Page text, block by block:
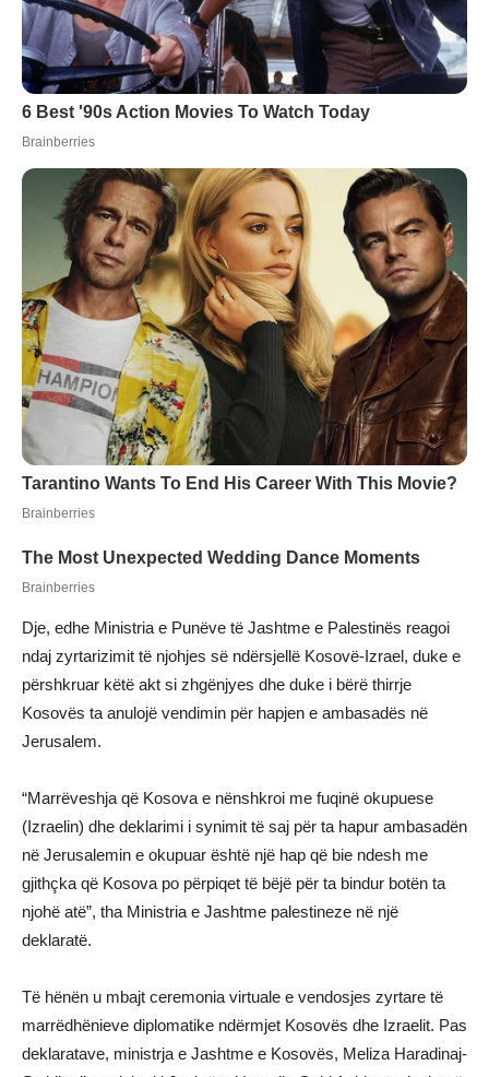
Dje, edhe Ministria e Punëve të Jashtme e Palestinës reagoi
ndaj zyrtarizimit të njohjes së ndërsjellë Kosovë-Izrael, duke e
përshkruar këtë akt si zhgënjyes dhe duke i bërë thirrje
Kosovës ta anulojë vendimin për hapjen e ambasadës në
Jerusalem.
“Marrëveshja që Kosova e nënshkroi me fuqinë okupuese
(Izraelin) dhe deklarimi i synimit të saj për ta hapur ambasadën
në Jerusalemin e okupuar është një hap që bie ndesh me
gjithçka që Kosova po përpiqet të bëjë për ta bindur botën ta
njohë atë”, tha Ministria e Jashtme palestineze në një
deklaratë.
Të hënën u mbajt ceremonia virtuale e vendosjes zyrtare të
marrëdhënieve diplomatike ndërmjet Kosovës dhe Izraelit. Pas
deklaratave, ministrja e Jashtme e Kosovës, Meliza Haradinaj-